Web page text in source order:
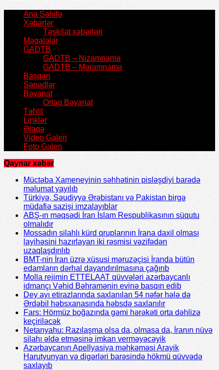
Ana Səhifə
Xəbərlər
Təşkilat xəbərləri
Məqalələr
GADTB
GADTB – Nizamnamə
GADTB – Məramnamə
Başqan
Sənədlər
Bəyanat
Ortaq Bəyanat
Təhlil
Linklər
Əlaqə
Video Galeri
Foto Galeri
Qaynar xəbər
Müctəba Xameneyinin səhhətinin pisləşdiyi barədə
məlumat yayılıb
Türkiyə, Səudiyyə Ərəbistanı və Pakistan birgə
müdafiə sazişi imzalayıblar
ABŞ-ın məqsədi İran İslam Respublikasının süqutu
olmalıdır
Mossadın silahlı kürd qruplarının İrana daxil olması
layihəsini hazırlayan iki rəsmisi vəzifədən
uzaqlaşdırılıb
BMT-nin İran üzrə xüsusi məruzəçisi İranda bütün
edamların dərhal dayandırılmasına çağırıb
Molla rejimin ETTELAAT qüvvələri azərbaycanlı
idmançı Vəhid Bəhramənin evinə basqın edib
Dey ayı etirazlarında saxlanılan 54 nəfər hələ də
Ərdəbil həbsxanasında həbsdə saxlanılır
Fars: Hörmüz boğazında gəmi hərəkəti orta dəhlizə
keçiriləcək
Netanyahu: Razılaşma olsa da, olmasa da, İranın nüvə
silahı əldə etməsinə imkan verməyəcəyik
Azərbaycanın Apellyasiya məhkəməsi Arayik
Harutyunyan və digərləri barəsində hökmü qüvvədə
saxlayıb